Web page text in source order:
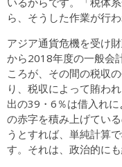
ら、そうした作業が行
アジア通貨危機を受け
から2018年度の一般会
ころが、その間の税収
り、税収によって賄わ
出の39・6％は借入れ
の赤字を積み上げてい
うとすれば、単純計算
す。それは、政治的に